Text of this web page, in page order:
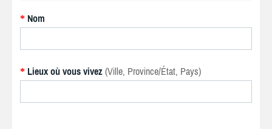
* Nom
* Lieux où vous vivez (Ville, Province/État, Pays)